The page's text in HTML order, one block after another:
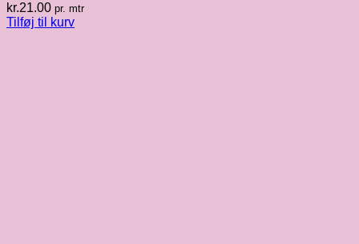
kr.21.00 pr. mtr
Tilføj til kurv